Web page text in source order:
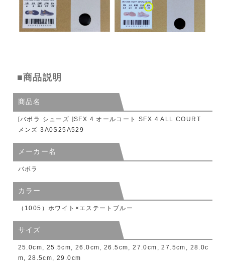
■商品説明
商品名
[バボラ シューズ ]SFX 4 オールコート SFX 4 ALL COURT
メンズ 3A0S25A529
メーカー名
バボラ
カラー
（1005）ホワイト×エステートブルー
サイズ
25.0cm, 25.5cm, 26.0cm, 26.5cm, 27.0cm, 27.5cm, 28.0c
m, 28.5cm, 29.0cm